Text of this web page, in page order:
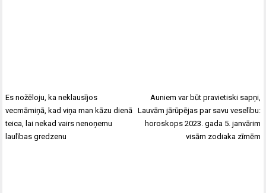
Es nožēloju, ka neklausījos
vecmāmiņā, kad viņa man kāzu dienā
teica, lai nekad vairs nenoņemu
laulības gredzenu
Auniem var būt pravietiski sapņi,
Lauvām jārūpējas par savu veselību:
horoskops 2023. gada 5. janvārim
visām zodiaka zīmēm